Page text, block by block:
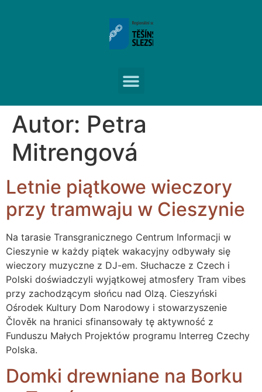
Autor: Petra
Mitrengová
Letnie piątkowe wieczory
przy tramwaju w Cieszynie
Na tarasie Transgranicznego Centrum Informacji w
Cieszynie w każdy piątek wakacyjny odbywały się
wieczory muzyczne z DJ-em. Słuchacze z Czech i
Polski doświadczyli wyjątkowej atmosfery Tram vibes
przy zachodzącym słońcu nad Olzą. Cieszyński
Ośrodek Kultury Dom Narodowy i stowarzyszenie
Člověk na hranici sfinansowały tę aktywność z
Funduszu Małych Projektów programu Interreg Czechy
Polska.
Domki drewniane na Borku